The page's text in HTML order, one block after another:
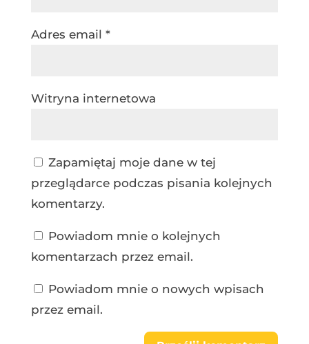
Adres email *
Witryna internetowa
Zapamiętaj moje dane w tej
przeglądarce podczas pisania kolejnych
komentarzy.
Powiadom mnie o kolejnych
komentarzach przez email.
Powiadom mnie o nowych wpisach
przez email.